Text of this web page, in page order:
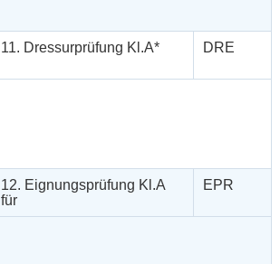
11. Dressurprüfung Kl.A* DRE
12. Eignungsprüfung Kl.A
für
EPR